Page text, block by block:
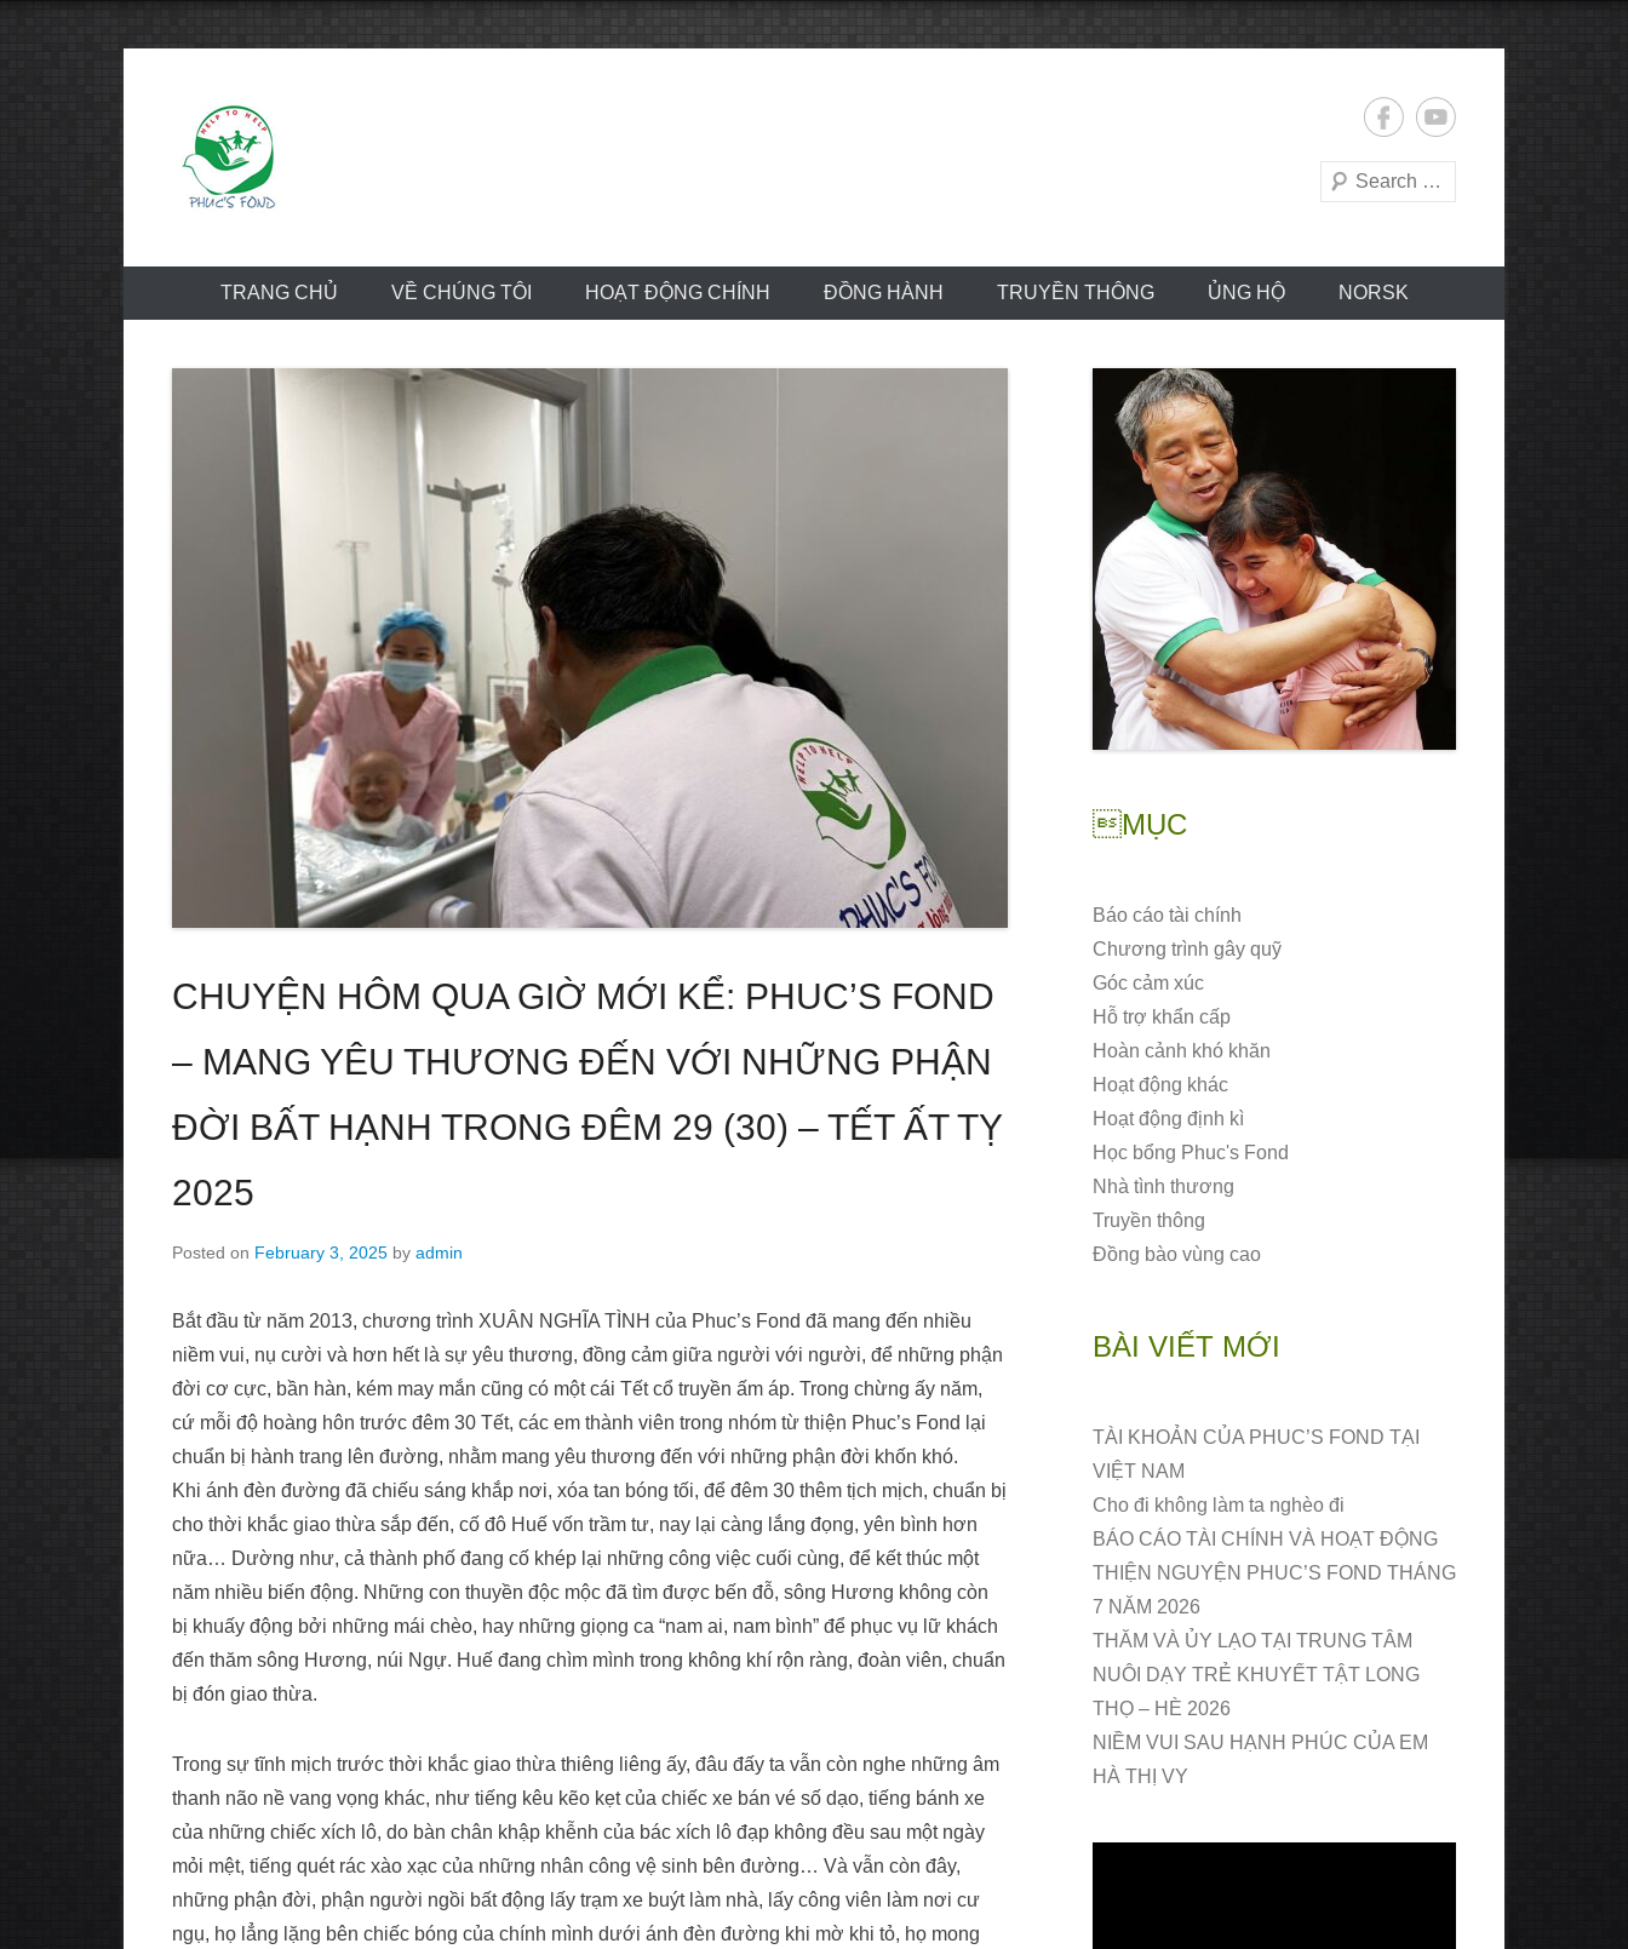
Search
TRANG CHỦ VỀ CHÚNG TÔI HOẠT ĐỘNG CHÍNH ĐỒNG HÀNH TRUYỀN THÔNG ỦNG HỘ NORSK
CHUYỆN HÔM QUA GIỜ MỚI KỂ: PHUC’S FOND
– MANG YÊU THƯƠNG ĐẾN VỚI NHỮNG PHẬN
ĐỜI BẤT HẠNH TRONG ĐÊM 29 (30) – TẾT ẤT TỴ
2025
Posted on February 3, 2025 by admin
Bắt đầu từ năm 2013, chương trình XUÂN NGHĨA TÌNH của Phuc’s Fond đã mang đến nhiều
niềm vui, nụ cười và hơn hết là sự yêu thương, đồng cảm giữa người với người, để những phận
đời cơ cực, bần hàn, kém may mắn cũng có một cái Tết cổ truyền ấm áp. Trong chừng ấy năm,
cứ mỗi độ hoàng hôn trước đêm 30 Tết, các em thành viên trong nhóm từ thiện Phuc’s Fond lại
chuẩn bị hành trang lên đường, nhằm mang yêu thương đến với những phận đời khốn khó.
Khi ánh đèn đường đã chiếu sáng khắp nơi, xóa tan bóng tối, để đêm 30 thêm tịch mịch, chuẩn bị
cho thời khắc giao thừa sắp đến, cố đô Huế vốn trầm tư, nay lại càng lắng đọng, yên bình hơn
nữa… Dường như, cả thành phố đang cố khép lại những công việc cuối cùng, để kết thúc một
năm nhiều biến động. Những con thuyền độc mộc đã tìm được bến đỗ, sông Hương không còn
bị khuấy động bởi những mái chèo, hay những giọng ca “nam ai, nam bình” để phục vụ lữ khách
đến thăm sông Hương, núi Ngự. Huế đang chìm mình trong không khí rộn ràng, đoàn viên, chuẩn
bị đón giao thừa.
Trong sự tĩnh mịch trước thời khắc giao thừa thiêng liêng ấy, đâu đấy ta vẫn còn nghe những âm
thanh não nề vang vọng khác, như tiếng kêu kẽo kẹt của chiếc xe bán vé số dạo, tiếng bánh xe
của những chiếc xích lô, do bàn chân khập khễnh của bác xích lô đạp không đều sau một ngày
mỏi mệt, tiếng quét rác xào xạc của những nhân công vệ sinh bên đường… Và vẫn còn đây,
những phận đời, phận người ngồi bất động lấy trạm xe buýt làm nhà, lấy công viên làm nơi cư
ngụ, họ lẳng lặng bên chiếc bóng của chính mình dưới ánh đèn đường khi mờ khi tỏ, họ mong
MỤC
Báo cáo tài chính
Chương trình gây quỹ
Góc cảm xúc
Hỗ trợ khẩn cấp
Hoàn cảnh khó khăn
Hoạt động khác
Hoạt động định kì
Học bổng Phuc's Fond
Nhà tình thương
Truyền thông
Đồng bào vùng cao
BÀI VIẾT MỚI
TÀI KHOẢN CỦA PHUC’S FOND TẠI
VIỆT NAM
Cho đi không làm ta nghèo đi
BÁO CÁO TÀI CHÍNH VÀ HOẠT ĐỘNG
THIỆN NGUYỆN PHUC’S FOND THÁNG
7 NĂM 2026
THĂM VÀ ỦY LẠO TẠI TRUNG TÂM
NUÔI DẠY TRẺ KHUYẾT TẬT LONG
THỌ – HÈ 2026
NIỀM VUI SAU HẠNH PHÚC CỦA EM
HÀ THỊ VY